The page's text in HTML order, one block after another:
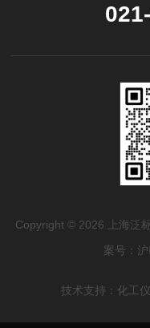
Copyright © 2026 上海泛
案号：
技术支持： 化工